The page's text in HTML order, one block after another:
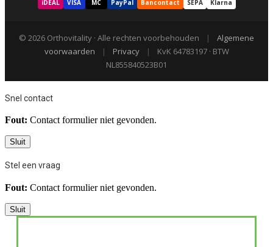
iDEAL VISA MC PayPal Bancontact SEPA Klarna
© 2026 Orthovitality · Alle rechten voorbehouden |
Algemene
voorwaarden
| Privacy |
KvK 64783197 · BTW
NL855840523B01
Snel contact
Fout: Contact formulier niet gevonden.
Sluit
Stel een vraag
Fout: Contact formulier niet gevonden.
Sluit